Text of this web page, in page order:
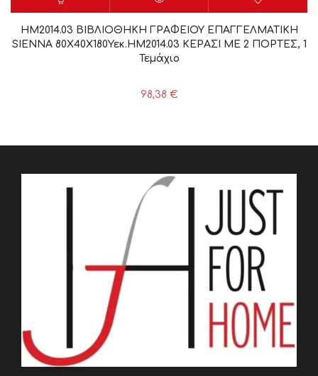
HM2014.03 ΒΙΒΛΙΟΘΗΚΗ ΓΡΑΦΕΙΟΥ ΕΠΑΓΓΕΛΜΑΤΙΚΗ
SIENNA 80Χ40Χ180Υεκ.HM2014.03 ΚΕΡΑΣΙ ΜΕ 2 ΠΟΡΤΕΣ, 1
Τεμάχιο
98,38 €